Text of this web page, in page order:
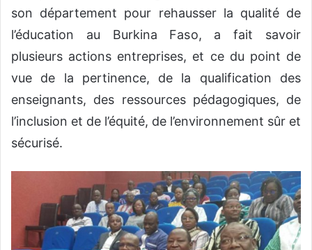
son département pour rehausser la qualité de
l’éducation au Burkina Faso, a fait savoir
plusieurs actions entreprises, et ce du point de
vue de la pertinence, de la qualification des
enseignants, des ressources pédagogiques, de
l’inclusion et de l’équité, de l’environnement sûr et
sécurisé.